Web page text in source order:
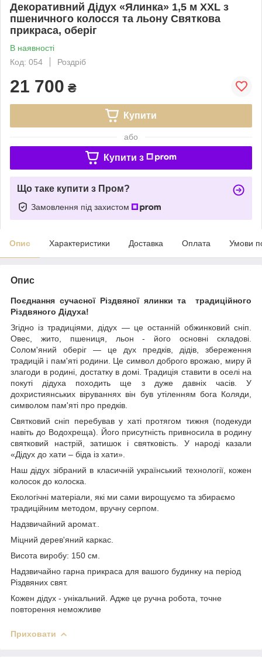
Декоративний Дідух «Ялинка» 1,5 м XXL з
пшеничного колосся та льону Святкова
прикраса, оберіг
В наявності
Код: 054
Роздріб
21 700 ₴
Купити
або
Купити з
Що таке купити з Пром?
Замовлення під захистом
Опис Характеристики Доставка Оплата Умови
Опис
Поєднання сучасної Різдвяної ялинки та традиційного
Різдвяного Дідуха!
Згідно із традиціями, дідух — це останній обжинковий сніп.
Овес, жито, пшениця, льон - його основні складові.
Солом'яний оберіг — це дух предків, дідів, збереження
традицій і пам'яті родини. Це символ доброго врожаю, миру й
злагоди в родині, достатку в домі. Традиція ставити в оселі на
покуті дідуха походить ще з дуже давніх часів. У
дохристиянських віруваннях він був утіленням бога Коляди,
символом пам'яті про предків.
Святковий сніп перебував у хаті протягом тижня (подекуди
навіть до Водохреща). Його присутність привносила в родину
святковий настрій, затишок і святковість. У народі казали
«Дідух до хати – біда із хати».
Наш дідух зібраний в класичній український технології, кожен
колосок до колоска.
Екологічні матеріали, які ми сами вирощуємо та збираємо
традиційним методом, вручну серпом.
Надзвичайний аромат..
Міцний дерев'яний каркас.
Висота виробу: 150 см.
Надзвичайно гарна прикраса для вашого будинку на період
Різдвяних свят.
Кожен дідух - унікальний. Адже це ручна робота, точне
повторення неможливе
Приховати